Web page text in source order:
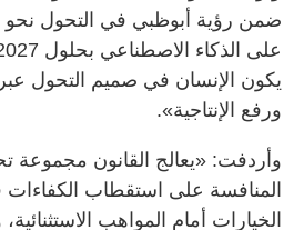
ضمن رؤية أبوظبي في التحول نحو
يكون الإنسان في صميم التحول عبر
ورفع الإنتاجية».
وأردفت: «يعالج القانون مجموعة
المنافسة على استقطاب
الخيارات أمام المواهب